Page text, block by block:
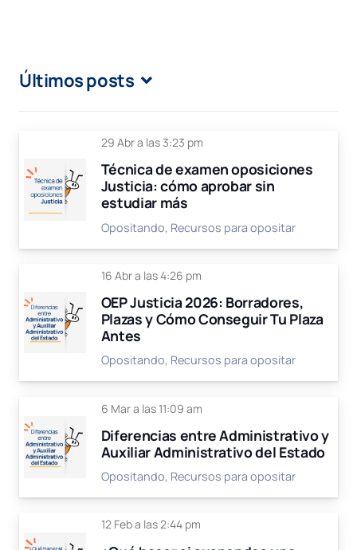
Últimos posts
29 Abr a las 3:23 pm
Técnica de examen oposiciones
Justicia: cómo aprobar sin
estudiar más
Opositando, Recursos para opositar
16 Abr a las 4:26 pm
OEP Justicia 2026: Borradores,
Plazas y Cómo Conseguir Tu Plaza
Antes
Opositando, Recursos para opositar
6 Mar a las 11:09 am
Diferencias entre Administrativo y
Auxiliar Administrativo del Estado
Opositando, Recursos para opositar
12 Feb a las 2:44 pm